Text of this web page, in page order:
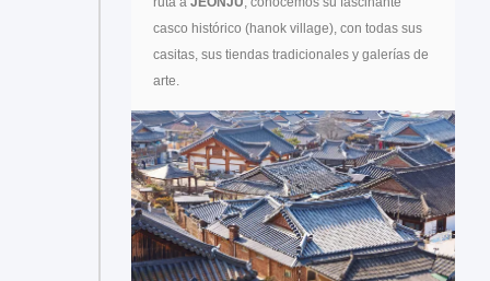
casco histórico (hanok village), con todas sus
casitas, sus tiendas tradicionales y galerías de
arte.